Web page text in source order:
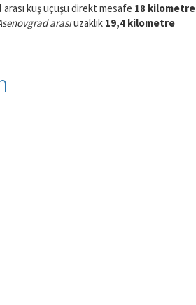
arası kuş uçuşu direkt mesafe 18 kilometre
arasıuzaklık 19,4 kilometre